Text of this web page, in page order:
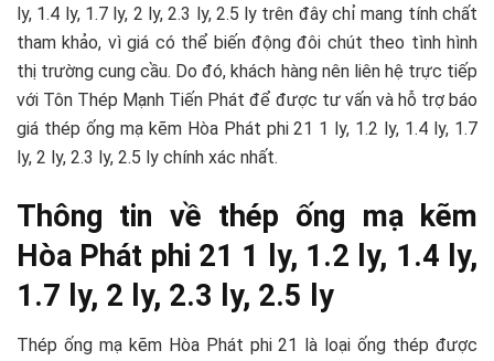
ly, 1.4 ly, 1.7 ly, 2 ly, 2.3 ly, 2.5 ly trên đây chỉ mang tính chất
tham khảo, vì giá có thể biến động đôi chút theo tình hình
thị trường cung cầu. Do đó, khách hàng nên liên hệ trực tiếp
với Tôn Thép Mạnh Tiến Phát để được tư vấn và hỗ trợ báo
giá thép ống mạ kẽm Hòa Phát phi 21 1 ly, 1.2 ly, 1.4 ly, 1.7
ly, 2 ly, 2.3 ly, 2.5 ly chính xác nhất.
Thông tin về thép ống mạ kẽm
Hòa Phát phi 21 1 ly, 1.2 ly, 1.4 ly,
1.7 ly, 2 ly, 2.3 ly, 2.5 ly
Thép ống mạ kẽm Hòa Phát phi 21 là loại ống thép được